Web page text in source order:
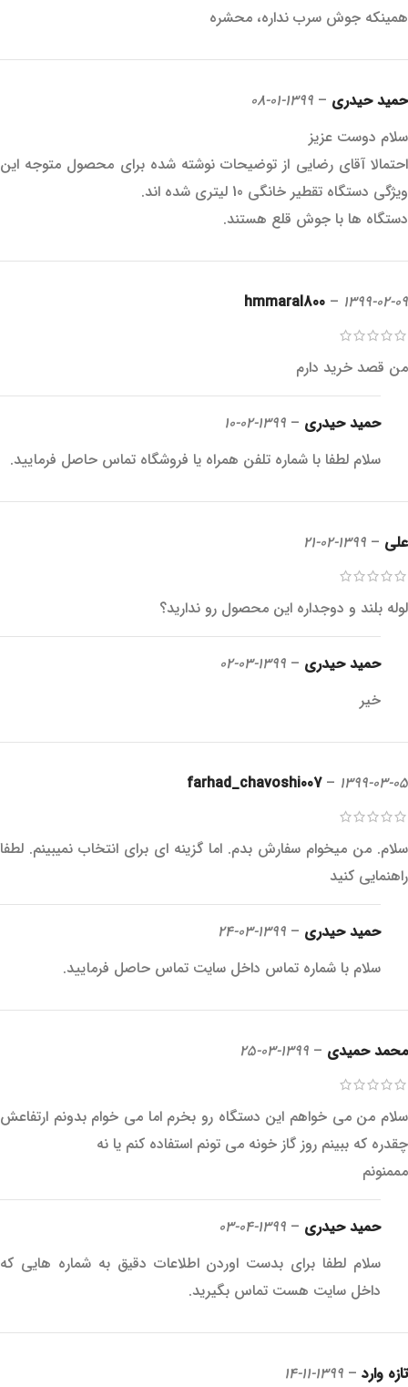
همینکه جوش سرب نداره، محشره
حمید حیدری –
1399-01-08
سلام دوست عزیز
احتمالا آقای رضایی از توضیحات نوشته شده برای محصول متوجه این
ویژگی دستگاه تقطیر خانگی 10 لیتری شده اند.
دستگاه ها با جوش قلع هستند.
hmmaral800 – 1399-02-09
من قصد خرید دارم
حمید حیدری –
1399-02-10
سلام لطفا با شماره تلفن همراه یا فروشگاه تماس حاصل فرمایید.
علی –
1399-02-21
لوله بلند و دوجداره این محصول رو ندارید؟
حمید حیدری –
1399-03-02
خیر
farhad_chavoshi007 – 1399-03-05
سلام. من میخوام سفارش بدم. اما گزینه ای برای انتخاب نمیبینم. لطفا
راهنمایی کنید
حمید حیدری –
1399-03-24
سلام با شماره تماس داخل سایت تماس حاصل فرمایید.
محمد حمیدی –
1399-03-25
سلام من می خواهم این دستگاه رو بخرم اما می خوام بدونم ارتفاعش
چقدره که ببینم روز گاز خونه می تونم استفاده کنم یا نه
مممنونم
حمید حیدری –
1399-04-03
سلام لطفا برای بدست اوردن اطلاعات دقیق به شماره هایی که
داخل سایت هست تماس بگیرید.
تازه وارد –
1399-11-14